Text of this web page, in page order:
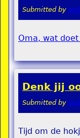
Submitted by
Oma, wat doet
Denk jij
Submitted by
Tijd om de